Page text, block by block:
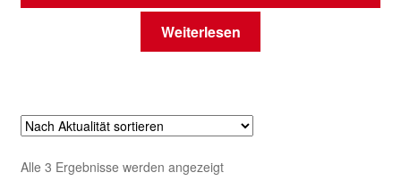
Weiterlesen
Alle 3 Ergebnisse werden angezeigtNach